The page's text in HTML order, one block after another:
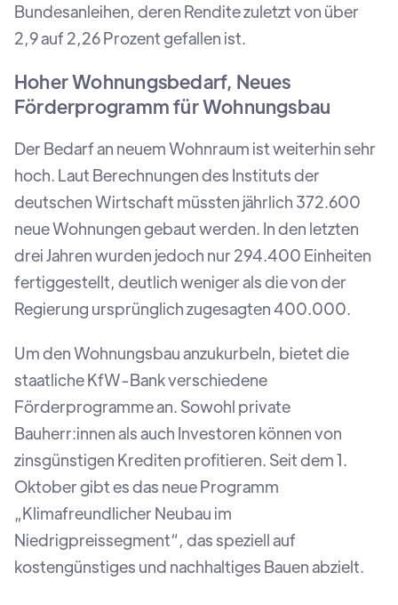
Bundesanleihen, deren Rendite zuletzt von über
2,9 auf 2,26 Prozent gefallen ist.
Hoher Wohnungsbedarf, Neues
Förderprogramm für Wohnungsbau
Der Bedarf an neuem Wohnraum ist weiterhin sehr
hoch. Laut Berechnungen des Instituts der
deutschen Wirtschaft müssten jährlich 372.600
neue Wohnungen gebaut werden. In den letzten
drei Jahren wurden jedoch nur 294.400 Einheiten
fertiggestellt, deutlich weniger als die von der
Regierung ursprünglich zugesagten 400.000.
Um den Wohnungsbau anzukurbeln, bietet die
staatliche KfW-Bank verschiedene
Förderprogramme an. Sowohl private
Bauherr:innen als auch Investoren können von
zinsgünstigen Krediten profitieren. Seit dem 1.
Oktober gibt es das neue Programm
„Klimafreundlicher Neubau im
Niedrigpreissegment“, das speziell auf
kostengünstiges und nachhaltiges Bauen abzielt.